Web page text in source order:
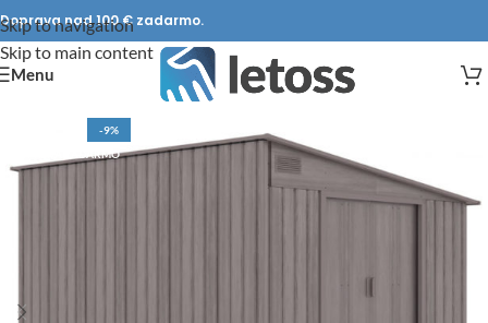
Skip to navigation
Skip to main content
Doprava nad 100 € zadarmo.
Menu
-9%
DOPRAVA ZADARMO